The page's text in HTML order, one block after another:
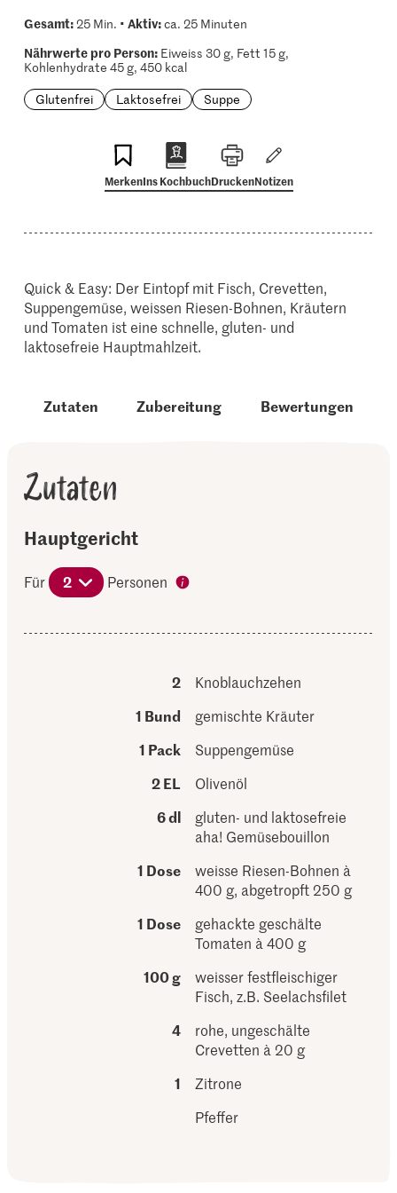
Gesamt:25 Min. • Aktiv:ca. 25 Minuten
Nährwerte pro Person:Eiweiss 30 g, Fett 15 g,
Kohlenhydrate 45 g, 450 kcal
Glutenfrei
Laktosefrei Suppe
MerkenIns KochbuchDruckenNotizen
Quick & Easy: Der Eintopf mit Fisch, Crevetten,
Suppengemüse, weissen Riesen-Bohnen, Kräutern
und Tomaten ist eine schnelle, gluten- und
laktosefreie Hauptmahlzeit.
Zutaten Zubereitung Bewertungen
Zutaten
Hauptgericht
Für 2 Personen
2
Knoblauchzehen
1 Bund
gemischte Kräuter
1 Pack
Suppengemüse
2 EL
Olivenöl
6 dl
gluten- und laktosefreie
aha! Gemüsebouillon
1 Dose
weisse Riesen-Bohnen à
400 g, abgetropft 250 g
1 Dose
gehackte geschälte
Tomaten à 400 g
100 g
weisser festfleischiger
Fisch, z.B. Seelachsfilet
4
rohe, ungeschälte
Crevetten à 20 g
1
Zitrone
Pfeffer